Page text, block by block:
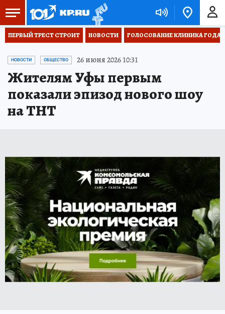
ПЕРВЫЙ ТРЕСТ СТРОИТ НОВОСТИ ГОЛОСОВАНИЕ КЛИНИКА ГОДА
НОВОСТИ ОБЩЕСТВО 26 июня 2026 10:31
Жителям Уфы первым
показали эпизод нового шоу
на ТНТ